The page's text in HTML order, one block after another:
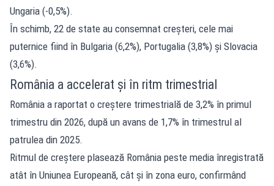
Ungaria (-0,5%).
În schimb, 22 de state au consemnat creșteri, cele mai
puternice fiind în Bulgaria (6,2%), Portugalia (3,8%) și Slovacia
(3,6%).
România a accelerat și în ritm trimestrial
România a raportat o creștere trimestrială de 3,2% în primul
trimestru din 2026, după un avans de 1,7% în trimestrul al
patrulea din 2025.
Ritmul de creștere plasează România peste media înregistrată
atât în Uniunea Europeană, cât și în zona euro, confirmând